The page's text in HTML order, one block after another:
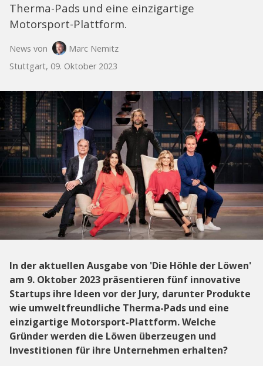
Therma-Pads und eine einzigartige
Motorsport-Plattform.
News von
Marc Nemitz
Stuttgart, 09. Oktober 2023
In der aktuellen Ausgabe von 'Die Höhle der Löwen'
am 9. Oktober 2023 präsentieren fünf innovative
Startups ihre Ideen vor der Jury, darunter Produkte
wie umweltfreundliche Therma-Pads und eine
einzigartige Motorsport-Plattform. Welche
Gründer werden die Löwen überzeugen und
Investitionen für ihre Unternehmen erhalten?